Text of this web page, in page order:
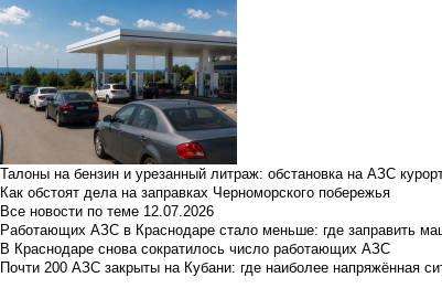
Талоны на бензин и урезанный литраж: обстановка на АЗС
Как обстоят дела на заправках Черноморского побережья
Все новости по теме 12.07.2026
Работающих АЗС в Краснодаре стало меньше: где заправить
В Краснодаре снова сократилось число работающих АЗС
Почти 200 АЗС закрыты на Кубани: где наиболее напряжённая